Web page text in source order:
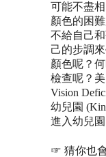
可能不盡
顏色的困
不給自己
己的步調
顏色呢？
檢查呢？
Vision
幼兒園
進入幼兒園
☞ 猜你也